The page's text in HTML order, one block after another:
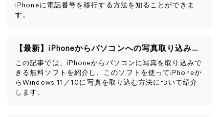
iPhoneに電話番号を移行する方法を知ることができま
す。
【最新】iPhoneからパソコンへの写真取り込みフリーソフト
この記事では、iPhoneからパソコンに写真を取り込みで
きる無料ソフトを紹介し、このソフトを使ってiPhoneか
らWindows 11／10に写真を取り込む方法について紹介
します。